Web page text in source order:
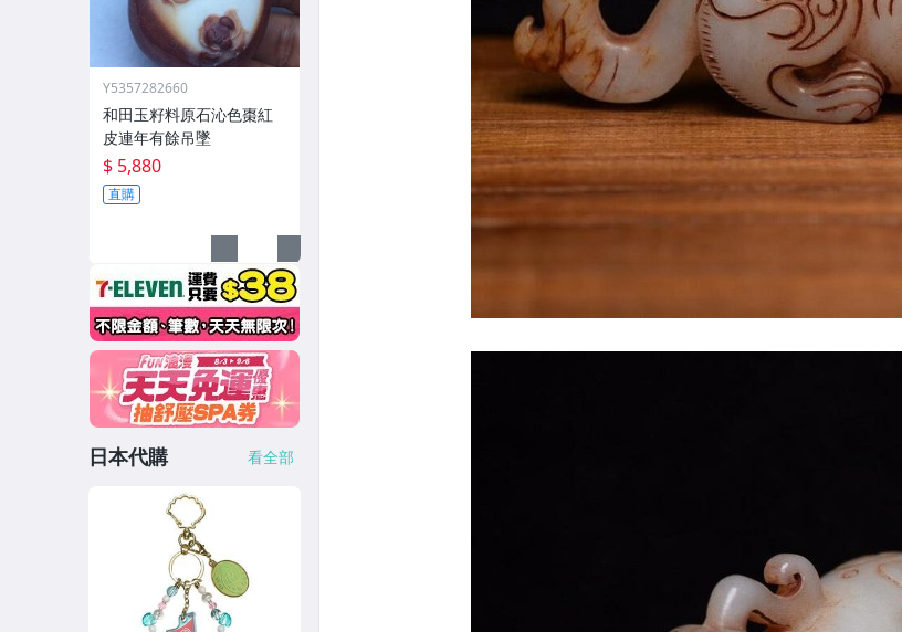
Y5357282660
和田玉籽料原石沁色棗紅
皮連年有餘吊墜
$ 5,880
直購
日本代購 看全部